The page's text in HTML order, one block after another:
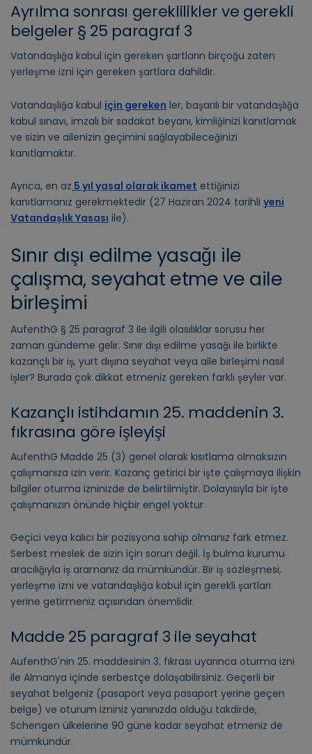
Ayrılma sonrası gereklilikler ve gerekli
belgeler § 25 paragraf 3
Vatandaşlığa kabul için gereken şartların birçoğu zaten
yerleşme izni için gereken şartlara dahildir.
Vatandaşlığa kabul için gereken ler, başarılı bir vatandaşlığa
kabul sınavı, imzalı bir sadakat beyanı, kimliğinizi kanıtlamak
ve sizin ve ailenizin geçimini sağlayabileceğinizi
kanıtlamaktır.
Ayrıca, en az 5 yıl yasal olarak ikamet ettiğinizi
kanıtlamanız gerekmektedir (27 Haziran 2024 tarihli yeni
Vatandaşlık Yasası ile).
Sınır dışı edilme yasağı ile
çalışma, seyahat etme ve aile
birleşimi
AufenthG § 25 paragraf 3 ile ilgili olasılıklar sorusu her
zaman gündeme gelir. Sınır dışı edilme yasağı ile birlikte
kazançlı bir iş, yurt dışına seyahat veya aile birleşimi nasıl
işler? Burada çok dikkat etmeniz gereken farklı şeyler var.
Kazançlı istihdamın 25. maddenin 3.
fıkrasına göre işleyişi
AufenthG Madde 25 (3) genel olarak kısıtlama olmaksızın
çalışmanıza izin verir. Kazanç getirici bir işte çalışmaya ilişkin
bilgiler oturma izninizde de belirtilmiştir. Dolayısıyla bir işte
çalışmanızın önünde hiçbir engel yoktur.
Geçici veya kalıcı bir pozisyona sahip olmanız fark etmez.
Serbest meslek de sizin için sorun değil. İş bulma kurumu
aracılığıyla iş aramanız da mümkündür. Bir iş sözleşmesi,
yerleşme izni ve vatandaşlığa kabul için gerekli şartları
yerine getirmeniz açısından önemlidir.
Madde 25 paragraf 3 ile seyahat
AufenthG'nin 25. maddesinin 3. fıkrası uyarınca oturma izni
ile Almanya içinde serbestçe dolaşabilirsiniz. Geçerli bir
seyahat belgeniz (pasaport veya pasaport yerine geçen
belge) ve oturum izniniz yanınızda olduğu takdirde,
Schengen ülkelerine 90 güne kadar seyahat etmeniz de
mümkündür.